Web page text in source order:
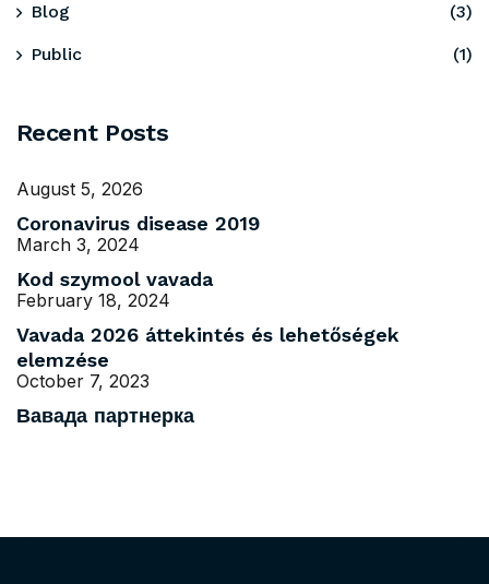
Blog (3)
Public (1)
Recent Posts
August 5, 2026
Coronavirus disease 2019
March 3, 2024
Kod szymool vavada
February 18, 2024
Vavada 2026 áttekintés és lehetőségek
elemzése
October 7, 2023
Вавада партнерка